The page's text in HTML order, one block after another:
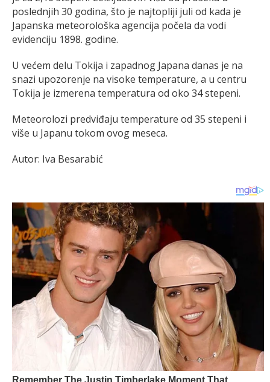
poslednjih 30 godina, što je najtopliji juli od kada je
Japanska meteorološka agencija počela da vodi
evidenciju 1898. godine.
U većem delu Tokija i zapadnog Japana danas je na
snazi upozorenje na visoke temperature, a u centru
Tokija je izmerena temperatura od oko 34 stepeni.
Meteorolozi predviđaju temperature od 35 stepeni i
više u Japanu tokom ovog meseca.
Autor: Iva Besarabić